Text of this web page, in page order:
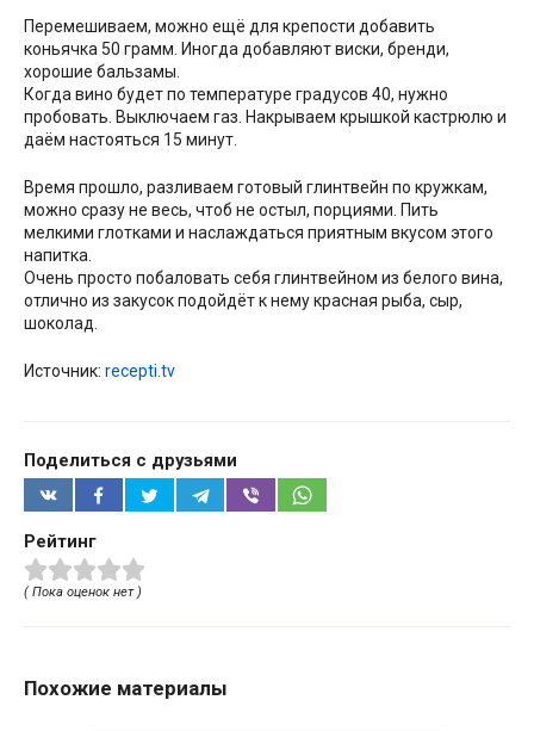
Перемешиваем, можно ещё для крепости добавить
коньячка 50 грамм. Иногда добавляют виски, бренди,
хорошие бальзамы.
Когда вино будет по температуре градусов 40, нужно
пробовать. Выключаем газ. Накрываем крышкой кастрюлю и
даём настояться 15 минут.
Время прошло, разливаем готовый глинтвейн по кружкам,
можно сразу не весь, чтоб не остыл, порциями. Пить
мелкими глотками и наслаждаться приятным вкусом этого
напитка.
Очень просто побаловать себя глинтвейном из белого вина,
отлично из закусок подойдёт к нему красная рыба, сыр,
шоколад.
Источник: recepti.tv
Поделиться с друзьями
Рейтинг
( Пока оценок нет )
Похожие материалы